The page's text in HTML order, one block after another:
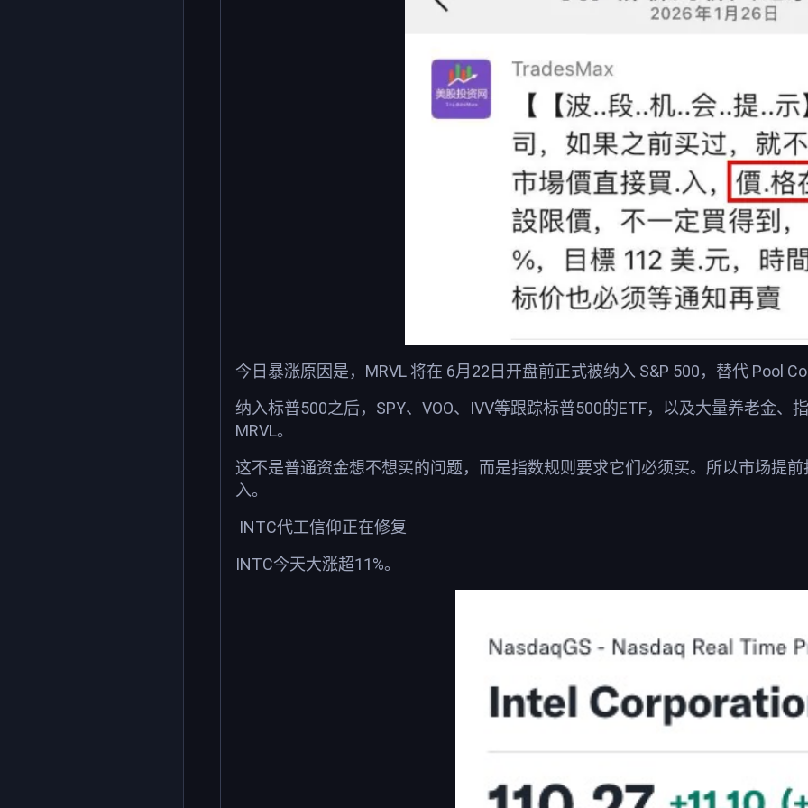
今日暴涨原因是，MRVL 将在 6月22日开盘前正式被纳入 S&P 500，替代 Pool
纳入标普500之后，SPY、VOO、IVV等跟踪标普500的ETF，以及大量养老金
MRVL。
这不是普通资金想不想买的问题，而是指数规则要求它们必须买。所以市场提
入。
INTC代工信仰正在修复
INTC今天大涨超11%。